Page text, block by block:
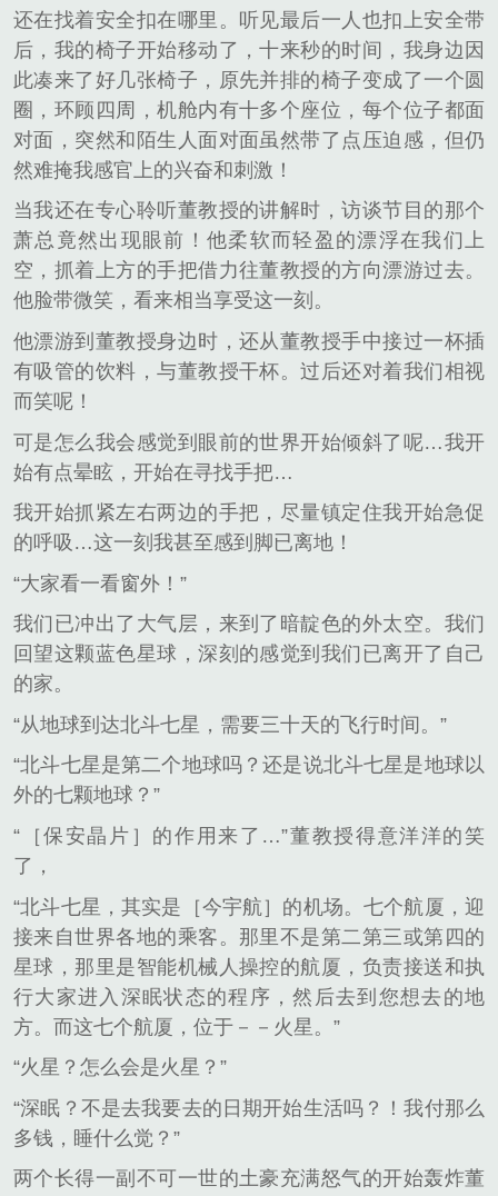
还在找着安全扣在哪里。听见最后一人也扣上安全带
后，我的椅子开始移动了，十来秒的时间，我身边因
此凑来了好几张椅子，原先并排的椅子变成了一个圆
圈，环顾四周，机舱内有十多个座位，每个位子都面
对面，突然和陌生人面对面虽然带了点压迫感，但仍
然难掩我感官上的兴奋和刺激！
当我还在专心聆听董教授的讲解时，访谈节目的那个
萧总竟然出现眼前！他柔软而轻盈的漂浮在我们上
空，抓着上方的手把借力往董教授的方向漂游过去。
他脸带微笑，看来相当享受这一刻。
他漂游到董教授身边时，还从董教授手中接过一杯插
有吸管的饮料，与董教授干杯。过后还对着我们相视
而笑呢！
可是怎么我会感觉到眼前的世界开始倾斜了呢…我开
始有点晕眩，开始在寻找手把…
我开始抓紧左右两边的手把，尽量镇定住我开始急促
的呼吸…这一刻我甚至感到脚已离地！
“大家看一看窗外！”
我们已冲出了大气层，来到了暗靛色的外太空。我们
回望这颗蓝色星球，深刻的感觉到我们已离开了自己
的家。
“从地球到达北斗七星，需要三十天的飞行时间。”
“北斗七星是第二个地球吗？还是说北斗七星是地球以
外的七颗地球？”
“［保安晶片］的作用来了…”董教授得意洋洋的笑
了，
“北斗七星，其实是［今宇航］的机场。七个航厦，迎
接来自世界各地的乘客。那里不是第二第三或第四的
星球，那里是智能机械人操控的航厦，负责接送和执
行大家进入深眠状态的程序，然后去到您想去的地
方。而这七个航厦，位于－－火星。”
“火星？怎么会是火星？”
“深眠？不是去我要去的日期开始生活吗？！我付那么
多钱，睡什么觉？”
两个长得一副不可一世的土豪充满怒气的开始轰炸董